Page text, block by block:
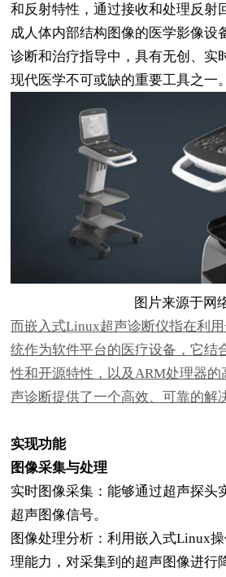
和反射特性，通过接收和处理反射
成人体内部结构图像的医学影像设
诊断和治疗指导中，具有无创、实
现代医学不可或缺的重要工具之一。
图片来源于网
而嵌入式Linux超声诊断仪指在利
统作为软件平台的医疗设备，它结
性和开源特性，以及ARM处理器的
声诊断提供了一个高效、可靠的解
实现功能
图像采集与处理
实时图像采集：能够通过超声探头
超声图像信号。
图像处理分析：利用嵌入式Linux
理能力，对采集到的超声图像进行